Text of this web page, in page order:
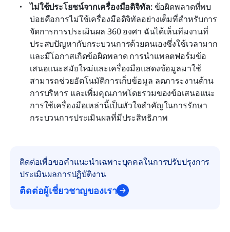
ไม่ใช้ประโยชน์จากเครื่องมือดิจิทัล: ข้อผิดพลาดที่พบ
บ่อยคือการไม่ใช้เครื่องมือดิจิทัลอย่างเต็มที่สำหรับการ
จัดการการประเมินผล 360 องศา ฉันได้เห็นทีมงานที่
ประสบปัญหากับกระบวนการด้วยตนเองซึ่งใช้เวลามาก
และมีโอกาสเกิดข้อผิดพลาด การนำแพลตฟอร์มข้อ
เสนอแนะสมัยใหม่และเครื่องมือแสดงข้อมูลมาใช้
สามารถช่วยอัตโนมัติการเก็บข้อมูล ลดภาระงานด้าน
การบริหาร และเพิ่มคุณภาพโดยรวมของข้อเสนอแนะ
การใช้เครื่องมือเหล่านี้เป็นหัวใจสำคัญในการรักษา
กระบวนการประเมินผลที่มีประสิทธิภาพ
ติดต่อเพื่อขอคำแนะนำเฉพาะบุคคลในการปรับปรุงการ
ประเมินผลการปฏิบัติงาน
ติดต่อผู้เชี่ยวชาญของเรา